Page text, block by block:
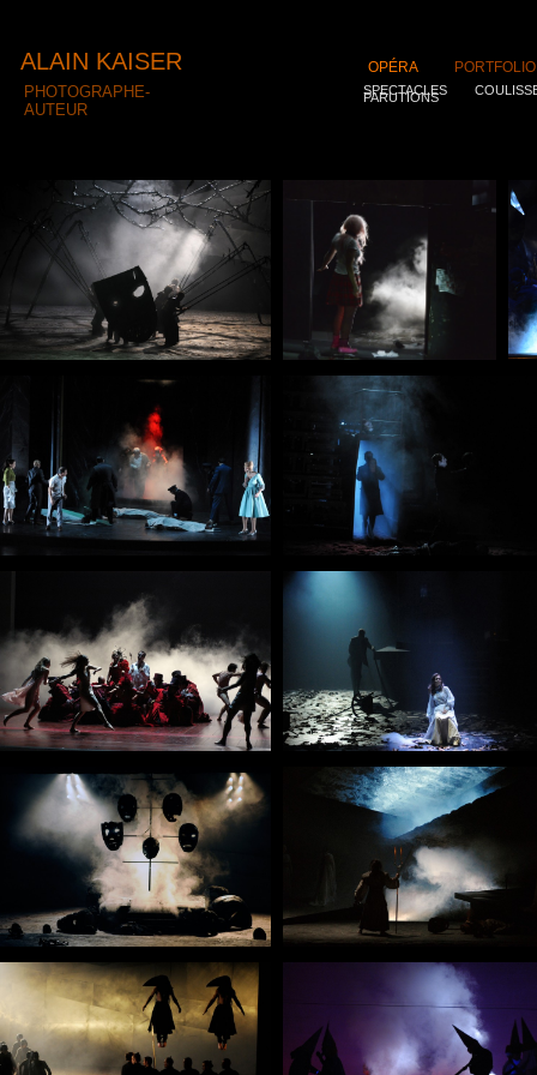
ALAIN KAISER
PHOTOGRAPHE-
AUTEUR
PORTFOLIO
OPÉRA
SPECTACLES
PARUTIONS